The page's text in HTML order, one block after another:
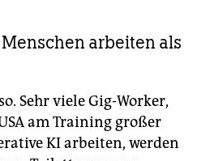
arbeiten als
Sehr viele Gig-Worker,
am Training großer
KI arbeiten, werden